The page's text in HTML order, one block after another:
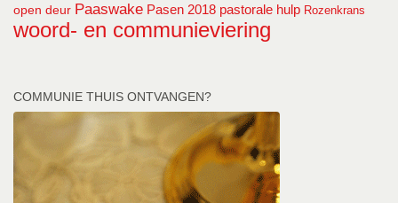
open deur Paaswake Pasen 2018 pastorale hulp Rozenkrans
woord- en communieviering
COMMUNIE THUIS ONTVANGEN?